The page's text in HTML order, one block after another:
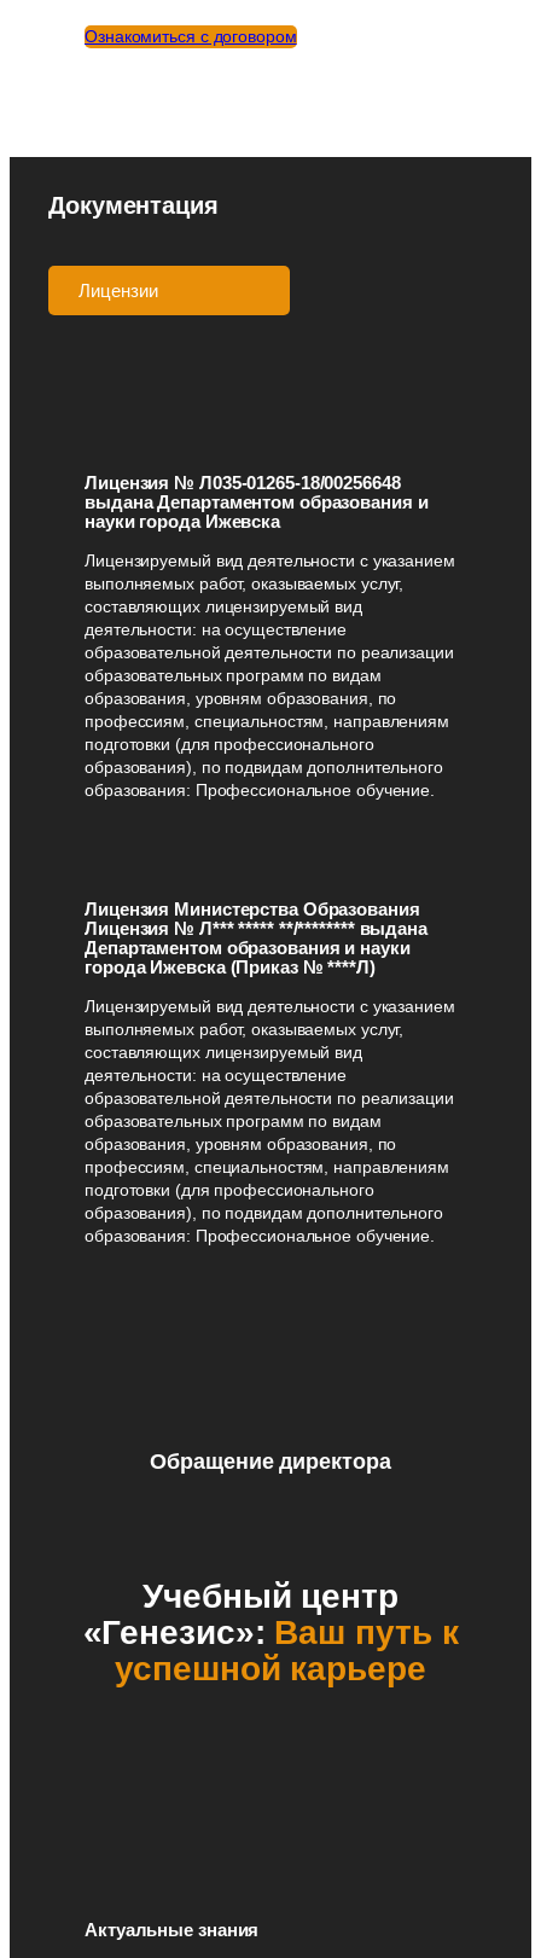
Ознакомиться с договором
Документация
Лицензии
Лицензия № Л035-01265-18/00256648
выдана Департаментом образования и
науки города Ижевска
Лицензируемый вид деятельности с указанием
выполняемых работ, оказываемых услуг,
составляющих лицензируемый вид
деятельности: на осуществление
образовательной деятельности по реализации
образовательных программ по видам
образования, уровням образования, по
профессиям, специальностям, направлениям
подготовки (для профессионального
образования), по подвидам дополнительного
образования: Профессиональное обучение.
Лицензия Министерства Образования
Лицензия № Л*** ***** **/******** выдана
Департаментом образования и науки
города Ижевска (Приказ № ****Л)
Лицензируемый вид деятельности с указанием
выполняемых работ, оказываемых услуг,
составляющих лицензируемый вид
деятельности: на осуществление
образовательной деятельности по реализации
образовательных программ по видам
образования, уровням образования, по
профессиям, специальностям, направлениям
подготовки (для профессионального
образования), по подвидам дополнительного
образования: Профессиональное обучение.
Обращение директора
Учебный центр
«Генезис»: Ваш путь к
успешной карьере
Актуальные знания